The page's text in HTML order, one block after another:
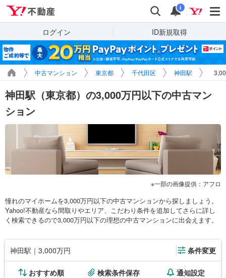
検索 通知
i
ログイン ID新規取得
中古マンション 東京都 千代田区 神田駅
神田駅（東京都）の3,000万円以下の中古マン
ション
一部の画像提供：アフロ
憧れのマイホームを3,000万円以下の中古マンションから探しましょう。
Yahoo!不動産なら間取りやエリア、こだわり条件を追加してさらに詳し
く検索できるので3,000万円以下の理想の中古マンションに出会えます。
神田駅｜3,000万円 条件変更
おすすめ順 検索条件保存 通知設定